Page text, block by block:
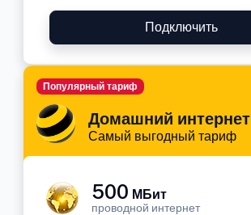
Подключить
Домашний интернет
Самый выгодный тариф
Популярный тариф
500 МБит
проводной интернет